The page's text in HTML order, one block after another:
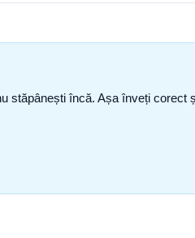
stăpânești încă. Așa înveți corect